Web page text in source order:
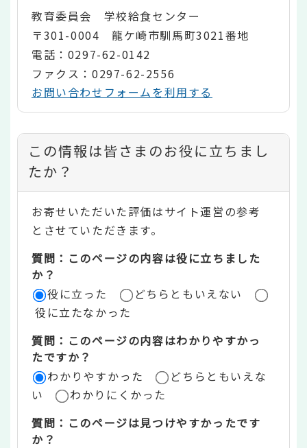
教育委員会 学校給食センター
〒301-0004 龍ケ崎市馴馬町3021番地
電話：0297-62-0142
ファクス：0297-62-2556
お問い合わせフォームを利用する
コ
ン
テ
ン
ツ
評
価
リ
ア
この情報は皆さまのお役に立ちまし
たか？
お寄せいただいた評価はサイト運営の参考
とさせていただきます。
質問：このページの内容は役に立ちました
か？
役に立った
どちらともいえない
役に立たなかった
質問：このページの内容はわかりやすかっ
たですか？
わかりやすかった
どちらともいえな
い
わかりにくかった
質問：このページは見つけやすかったです
か？